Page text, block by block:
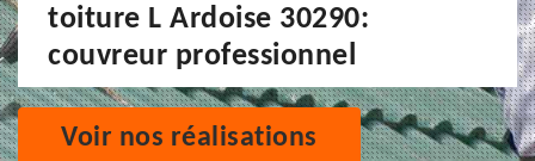
toiture L Ardoise 30290:
couvreur professionnel
Voir nos réalisations